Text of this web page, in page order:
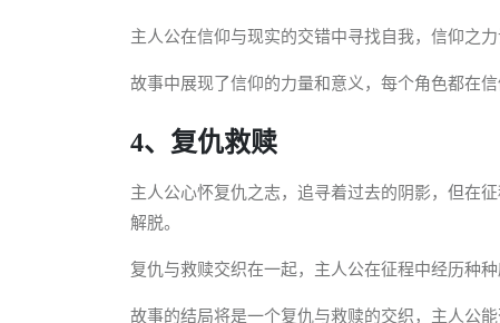
主人公在信仰与现实的交错中寻找自我，信仰之
故事中展现了信仰的力量和意义，每个角色都在
4、复仇救赎
主人公心怀复仇之志，追寻着过去的阴影，但在
解脱。
复仇与救赎交织在一起，主人公在征程中经历种
故事的结局将是一个复仇与救赎的交织，主人公